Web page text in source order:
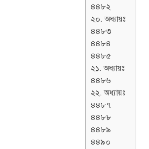
৪৪৮২
২০. অধ্যায়ঃ
৪৪৮৩
৪৪৮৪
৪৪৮৫
২১. অধ্যায়ঃ
৪৪৮৬
২২. অধ্যায়ঃ
৪৪৮৭
৪৪৮৮
৪৪৮৯
৪৪৯০